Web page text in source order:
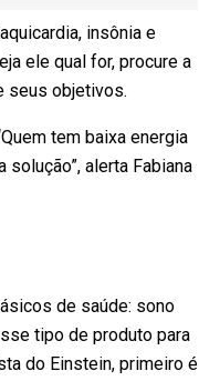
insônia e
ele qual for, procure a
seus objetivos.
tem baixa energia
alerta Fabiana
de saúde: sono
tipo de produto para
do Einstein, primeiro é